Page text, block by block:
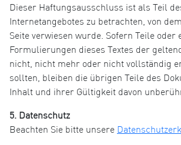
Dieser Haftungsausschluss ist als Teil
Internetangebotes zu betrachten, von
Seite verwiesen wurde. Sofern Teile oder
Formulierungen dieses Textes der
nicht, nicht mehr oder nicht vollständig
sollten, bleiben die übrigen Teile des
Inhalt und ihrer Gültigkeit davon
5. Datenschutz
Beachten Sie bitte unsere